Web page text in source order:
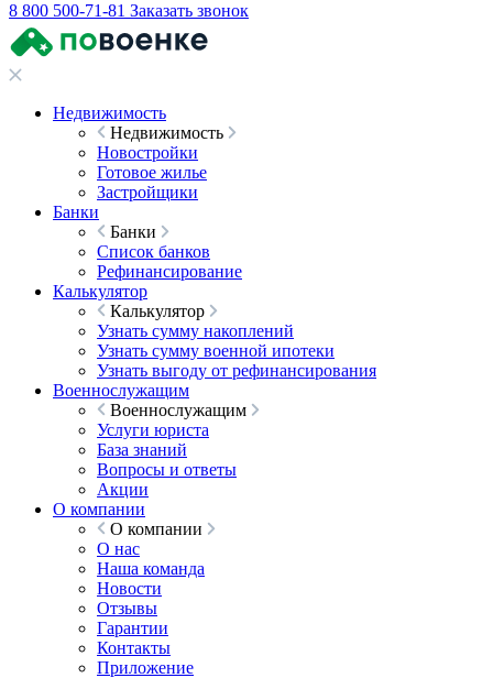
8 800 500-71-81 Заказать звонок
Недвижимость
Недвижимость
Новостройки
Готовое жилье
Застройщики
Банки
Банки
Список банков
Рефинансирование
Калькулятор
Калькулятор
Узнать сумму накоплений
Узнать сумму военной ипотеки
Узнать выгоду от рефинансирования
Военнослужащим
Военнослужащим
Услуги юриста
База знаний
Вопросы и ответы
Акции
О компании
О компании
О нас
Наша команда
Новости
Отзывы
Гарантии
Контакты
Приложение